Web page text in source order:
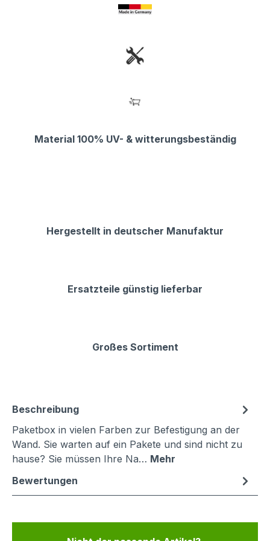
Material 100% UV- & witterungsbeständig
Hergestellt in deutscher Manufaktur
Ersatzteile günstig lieferbar
Großes Sortiment
Beschreibung
Paketbox in vielen Farben zur Befestigung an der
Wand. Sie warten auf ein Pakete und sind nicht zu
hause? Sie müssen Ihre Na… Mehr
Bewertungen